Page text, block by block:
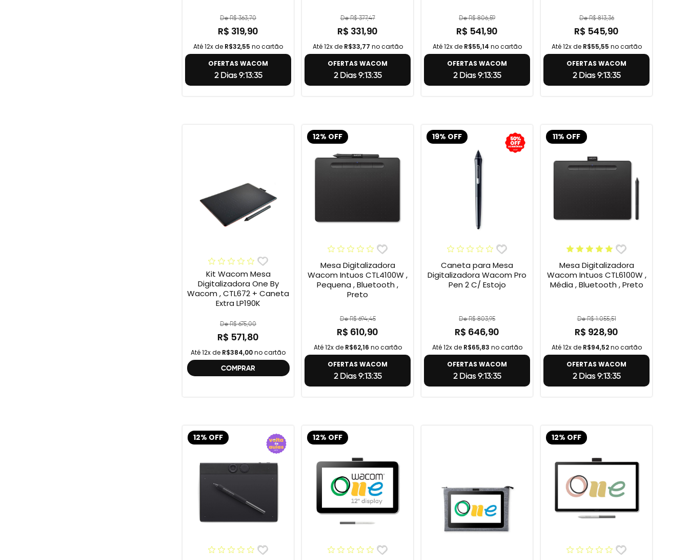
De R$ 363,70
R$ 319,90
Até 12x de R$32,55 no cartão
OFERTAS WACOM
2 Dias 9:13:34
De R$ 377,47
R$ 331,90
Até 12x de R$33,77 no cartão
OFERTAS WACOM
2 Dias 9:13:34
De R$ 806,59
R$ 541,90
Até 12x de R$55,14 no cartão
OFERTAS WACOM
2 Dias 9:13:34
De R$ 813,36
R$ 545,90
Até 12x de R$55,55 no cartão
OFERTAS WACOM
2 Dias 9:13:34
Kit Wacom Mesa
Digitalizadora One By
Wacom , CTL672 + Caneta
Extra LP190K
De R$ 675,00
R$ 571,80
Até 12x de R$384,00no cartão
COMPRAR
12% OFF
Mesa Digitalizadora
Wacom Intuos CTL4100W ,
Pequena , Bluetooth ,
Preto
De R$ 694,45
R$ 610,90
Até 12x de R$62,16 no cartão
OFERTAS WACOM
2 Dias 9:13:34
19% OFF
Caneta para Mesa
Digitalizadora Wacom Pro
Pen 2 C/ Estojo
De R$ 803,95
R$ 646,90
Até 12x de R$65,83 no cartão
OFERTAS WACOM
2 Dias 9:13:34
11% OFF
Mesa Digitalizadora
Wacom Intuos CTL6100W ,
Média , Bluetooth , Preto
De R$ 1.055,51
R$ 928,90
Até 12x de R$94,52no cartão
OFERTAS WACOM
2 Dias 9:13:34
12% OFF 12% OFF 12% OFF